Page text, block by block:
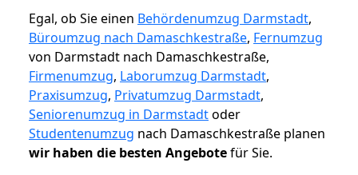
Egal, ob Sie einen Behördenumzug Darmstadt,
Büroumzug nach Damaschkestraße, Fernumzug
von Darmstadt nach Damaschkestraße,
Firmenumzug, Laborumzug Darmstadt,
Praxisumzug, Privatumzug Darmstadt,
Seniorenumzug in Darmstadtoder
Studentenumzug nach Damaschkestraße planen
wir haben die besten Angebotefür Sie.